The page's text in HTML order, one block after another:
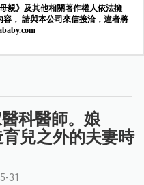
親》及其他相關著作權人依法擁
， 請與本公司來信接洽，違者將
醫科醫師。娘
兒之外的夫妻時
31